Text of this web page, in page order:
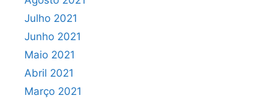
Julho 2021
Junho 2021
Maio 2021
Abril 2021
Março 2021